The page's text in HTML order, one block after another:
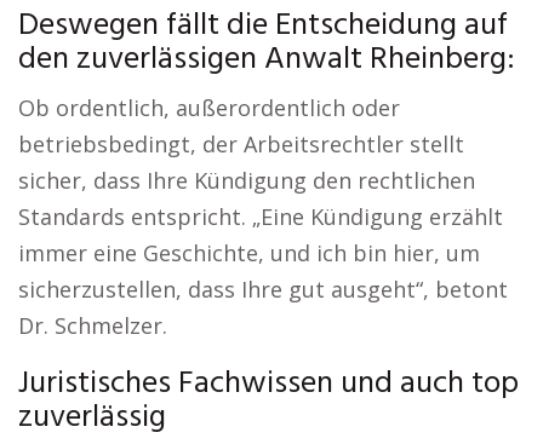
Deswegen fällt die Entscheidung auf
den zuverlässigen Anwalt Rheinberg:
Ob ordentlich, außerordentlich oder
betriebsbedingt, der Arbeitsrechtler stellt
sicher, dass Ihre Kündigung den rechtlichen
Standards entspricht. „Eine Kündigung erzählt
immer eine Geschichte, und ich bin hier, um
sicherzustellen, dass Ihre gut ausgeht“, betont
Dr. Schmelzer.
Juristisches Fachwissen und auch top
zuverlässig